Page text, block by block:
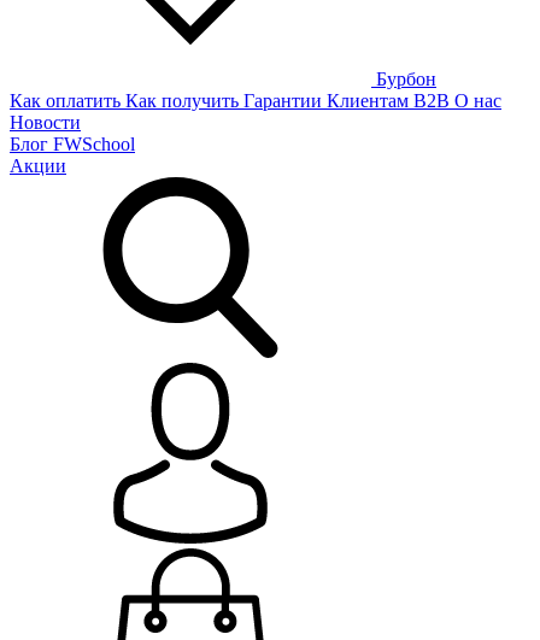
Бурбон
Как оплатить Как получить Гарантии Клиентам B2B О нас
Новости
Блог FWSchool
Акции